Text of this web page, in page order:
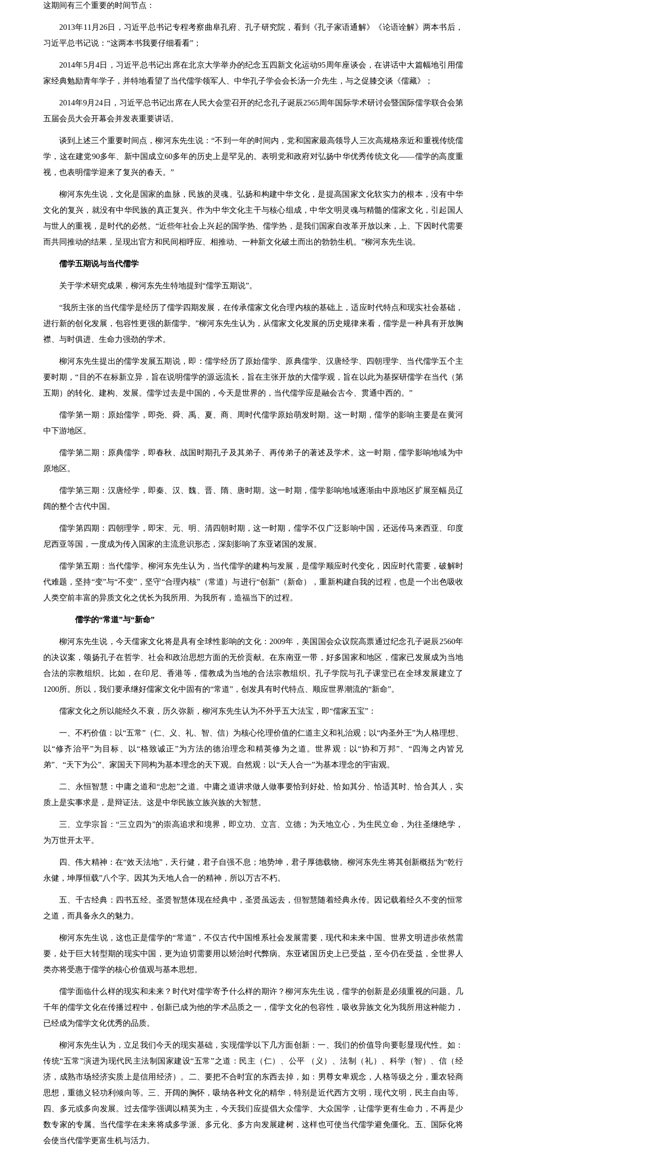
这期间有三个重要的时间节点：
2013年11月26日，习近平总书记专程考察曲阜孔府、孔子研究院，看到《孔子家语通解》《论语诠解》两本书后，
习近平总书记说：“这两本书我要仔细看看”；
2014年5月4日，习近平总书记出席在北京大学举办的纪念五四新文化运动95周年座谈会，在讲话中大篇幅地引用儒
家经典勉励青年学子，并特地看望了当代儒学领军人、中华孔子学会会长汤一介先生，与之促膝交谈《儒藏》；
2014年9月24日，习近平总书记出席在人民大会堂召开的纪念孔子诞辰2565周年国际学术研讨会暨国际儒学联合会第
五届会员大会开幕会并发表重要讲话。
谈到上述三个重要时间点，柳河东先生说：“不到一年的时间内，党和国家最高领导人三次高规格亲近和重视传统儒
学，这在建党90多年、新中国成立60多年的历史上是罕见的。表明党和政府对弘扬中华优秀传统文化——儒学的高度重
视，也表明儒学迎来了复兴的春天。”
柳河东先生说，文化是国家的血脉，民族的灵魂。弘扬和构建中华文化，是提高国家文化软实力的根本，没有中华
文化的复兴，就没有中华民族的真正复兴。作为中华文化主干与核心组成，中华文明灵魂与精髓的儒家文化，引起国人
与世人的重视，是时代的必然。“近些年社会上兴起的国学热、儒学热，是我们国家自改革开放以来，上、下因时代需要
而共同推动的结果，呈现出官方和民间相呼应、相推动、一种新文化破土而出的勃勃生机。”柳河东先生说。
儒学五期说与当代儒学
关于学术研究成果，柳河东先生特地提到“儒学五期说”。
“我所主张的当代儒学是经历了儒学四期发展，在传承儒家文化合理内核的基础上，适应时代特点和现实社会基础，
进行新的创化发展，包容性更强的新儒学。”柳河东先生认为，从儒家文化发展的历史规律来看，儒学是一种具有开放胸
襟、与时俱进、生命力强劲的学术。
柳河东先生提出的儒学发展五期说，即：儒学经历了原始儒学、原典儒学、汉唐经学、四朝理学、当代儒学五个主
要时期，“目的不在标新立异，旨在说明儒学的源远流长，旨在主张开放的大儒学观，旨在以此为基探研儒学在当代（第
五期）的转化、建构、发展。儒学过去是中国的，今天是世界的，当代儒学应是融会古今、贯通中西的。”
儒学第一期：原始儒学，即尧、舜、禹、夏、商、周时代儒学原始萌发时期。这一时期，儒学的影响主要是在黄河
中下游地区。
儒学第二期：原典儒学，即春秋、战国时期孔子及其弟子、再传弟子的著述及学术。这一时期，儒学影响地域为中
原地区。
儒学第三期：汉唐经学，即秦、汉、魏、晋、隋、唐时期。这一时期，儒学影响地域逐渐由中原地区扩展至幅员辽
阔的整个古代中国。
儒学第四期：四朝理学，即宋、元、明、清四朝时期，这一时期，儒学不仅广泛影响中国，还远传马来西亚、印度
尼西亚等国，一度成为传入国家的主流意识形态，深刻影响了东亚诸国的发展。
儒学第五期：当代儒学。柳河东先生认为，当代儒学的建构与发展，是儒学顺应时代变化，因应时代需要，破解时
代难题，坚持“变”与“不变”，坚守“合理内核”（常道）与进行“创新”（新命），重新构建自我的过程，也是一个出色吸收
人类空前丰富的异质文化之优长为我所用、为我所有，造福当下的过程。
儒学的“常道”与“新命”
柳河东先生说，今天儒家文化将是具有全球性影响的文化：2009年，美国国会众议院高票通过纪念孔子诞辰2560年
的决议案，颂扬孔子在哲学、社会和政治思想方面的无价贡献。在东南亚一带，好多国家和地区，儒家已发展成为当地
合法的宗教组织。比如，在印尼、香港等，儒教成为当地的合法宗教组织。孔子学院与孔子课堂已在全球发展建立了
1200所。所以，我们要承继好儒家文化中固有的“常道”，创发具有时代特点、顺应世界潮流的“新命”。
儒家文化之所以能经久不衰，历久弥新，柳河东先生认为不外乎五大法宝，即“儒家五宝”：
一、不朽价值：以“五常”（仁、义、礼、智、信）为核心伦理价值的仁道主义和礼治观；以“内圣外王”为人格理想、
以“修齐治平”为目标、以“格致诚正”为方法的德治理念和精英修为之道。世界观：以“协和万邦”、“四海之内皆兄
弟”、“天下为公”、家国天下同构为基本理念的天下观。自然观：以“天人合一”为基本理念的宇宙观。
二、永恒智慧：中庸之道和“忠恕”之道。中庸之道讲求做人做事要恰到好处、恰如其分、恰适其时、恰合其人，实
质上是实事求是，是辩证法。这是中华民族立族兴族的大智慧。
三、立学宗旨：“三立四为”的崇高追求和境界，即立功、立言、立德；为天地立心，为生民立命，为往圣继绝学，
为万世开太平。
四、伟大精神：在“效天法地”，天行健，君子自强不息；地势坤，君子厚德载物。柳河东先生将其创新概括为“乾行
永健，坤厚恒载”八个字。因其为天地人合一的精神，所以万古不朽。
五、千古经典：四书五经。圣贤智慧体现在经典中，圣贤虽远去，但智慧随着经典永传。因记载着经久不变的恒常
之道，而具备永久的魅力。
柳河东先生说，这也正是儒学的“常道”，不仅古代中国维系社会发展需要，现代和未来中国、世界文明进步依然需
要，处于巨大转型期的现实中国，更为迫切需要用以矫治时代弊病。东亚诸国历史上已受益，至今仍在受益，全世界人
类亦将受惠于儒学的核心价值观与基本思想。
儒学面临什么样的现实和未来？时代对儒学寄予什么样的期许？柳河东先生说，儒学的创新是必须重视的问题。几
千年的儒学文化在传播过程中，创新已成为他的学术品质之一，儒学文化的包容性，吸收异族文化为我所用这种能力，
已经成为儒学文化优秀的品质。
柳河东先生认为，立足我们今天的现实基础，实现儒学以下几方面创新：一、我们的价值导向要彰显现代性。如：
传统“五常”演进为现代民主法制国家建设“五常”之道：民主（仁）、公平 （义）、法制（礼）、科学（智）、信（经
济，成熟市场经济实质上是信用经济）。二、要把不合时宜的东西去掉，如：男尊女卑观念，人格等级之分，重农轻商
思想，重德义轻功利倾向等。三、开阔的胸怀，吸纳各种文化的精华，特别是近代西方文明，现代文明，民主自由等。
四、多元或多向发展。过去儒学强调以精英为主，今天我们应提倡大众儒学、大众国学，让儒学更有生命力，不再是少
数专家的专属。当代儒学在未来将成多学派、多元化、多方向发展建树，这样也可使当代儒学避免僵化。五、国际化将
会使当代儒学更富生机与活力。